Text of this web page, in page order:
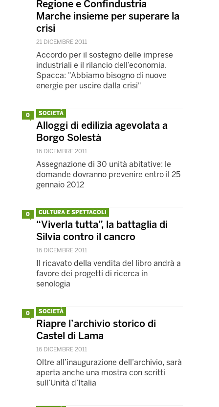
Regione e Confindustria
Marche insieme per superare la
crisi
21 DICEMBRE 2011
Accordo per il sostegno delle imprese
industriali e il rilancio dell’economia.
Spacca: "Abbiamo bisogno di nuove
energie per uscire dalla crisi"
0 SOCIETÀ
Alloggi di edilizia agevolata a
Borgo Solestà
16 DICEMBRE 2011
Assegnazione di 30 unità abitative: le
domande dovranno prevenire entro il 25
gennaio 2012
0 CULTURA E SPETTACOLI
“Viverla tutta”, la battaglia di
Silvia contro il cancro
16 DICEMBRE 2011
Il ricavato della vendita del libro andrà a
favore dei progetti di ricerca in
senologia
0 SOCIETÀ
Riapre l’archivio storico di
Castel di Lama
16 DICEMBRE 2011
Oltre all’inaugurazione dell’archivio, sarà
aperta anche una mostra con scritti
sull’Unità d’Italia